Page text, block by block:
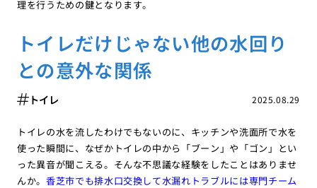
理を行うための鍵となります。
トイレだけじゃない他の水回り
との意外な関係
2025.08.29
トイレ
トイレの水を流したわけでもないのに、キッチンや洗面所で水を
使った瞬間に、なぜかトイレの中から「ブーン」や「ゴン」とい
った異音が聞こえる。そんな不思議な経験をしたことはありませ
んか。 香芝市でも排水口交換して水漏れトラブルには専門チーム